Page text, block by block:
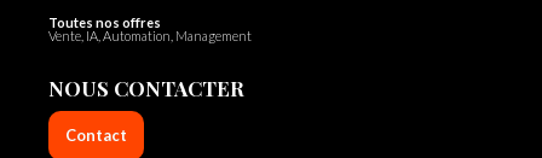
Toutes nos offres
Vente, IA, Automation, Management
NOUS CONTACTER
Contact